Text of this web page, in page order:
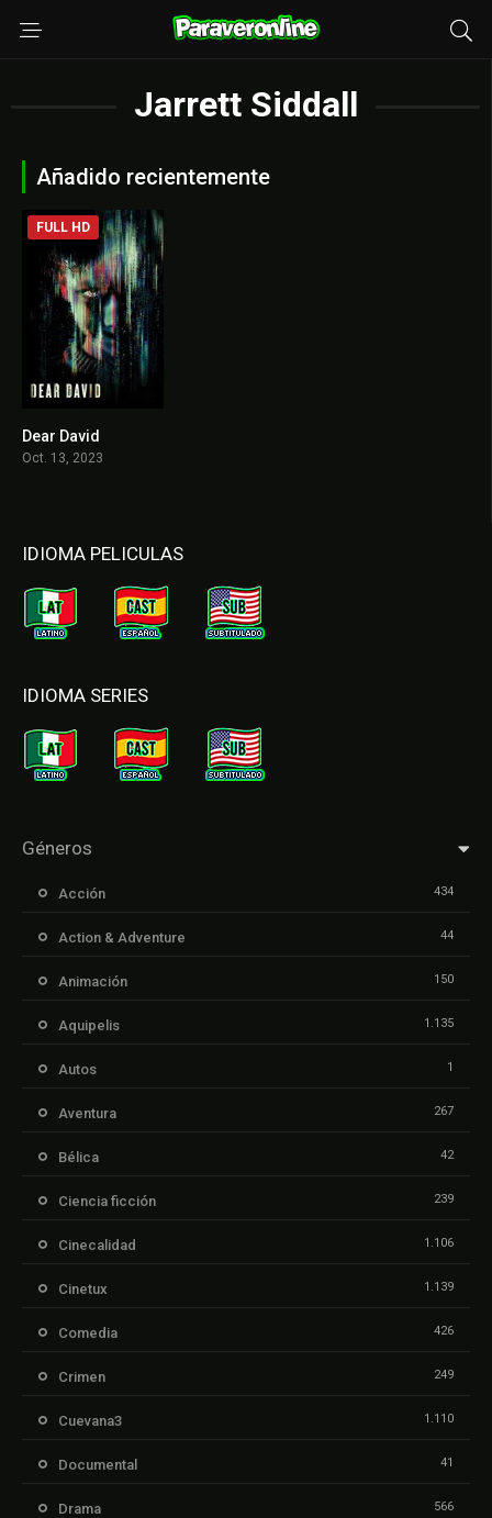
Jarrett Siddall
Añadido recientemente
FULL HD
Dear David
Oct. 13, 2023
IDIOMA PELICULAS
IDIOMA SERIES
Géneros
Acción 434
Action & Adventure 44
Animación 150
Aquipelis 1.135
Autos 1
Aventura 267
Bélica 42
Ciencia ficción 239
Cinecalidad 1.106
Cinetux 1.139
Comedia 426
Crimen 249
Cuevana3 1.110
Documental 41
Drama 566